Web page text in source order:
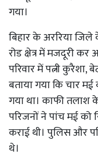
गया।
बिहार के अररिया
रोड क्षेत्र में मजदूरी
परिवार में पत्नी कुरैशा,
बताया गया कि चार
गया था। काफी तलाश
परिजनों ने पांच मई को
कराई थी। पुलिस और
थे।